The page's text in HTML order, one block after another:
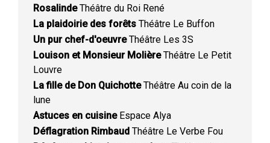
RosalindeThéâtre du Roi René
La plaidoirie des forêts Théâtre Le Buffon
Un pur chef-d'oeuvreThéâtre Les 3S
Louison et Monsieur MolièreThéâtre Le Petit
Louvre
La fille de Don QuichotteThéâtre Au coin de la
lune
Astuces en cuisineEspace Alya
Déflagration Rimbaud Théâtre Le Verbe Fou